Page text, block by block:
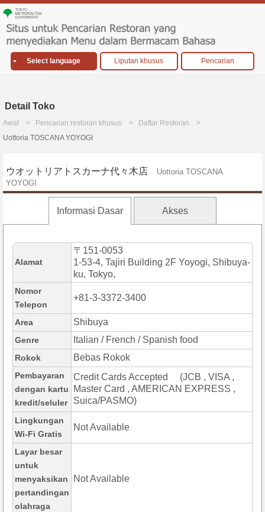
Select language Liputan khusus Pencarian
Detail Toko
Awal Pencarian restoran khusus
Daftar Restoran
Uottoria TOSCANA YOYOGI
ウオットリアトスカーナ代々木店
Uottoria TOSCANA
YOYOGI
Informasi Dasar Akses
Alamat
〒151-0053
1-53-4, Tajiri Building 2F Yoyogi, Shibuya-
ku, Tokyo,
Nomor
Telepon
+81-3-3372-3400
Area Shibuya
Genre Italian / French / Spanish food
Rokok Bebas Rokok
Pembayaran
dengan kartu
kredit/seluler
Credit Cards Accepted (JCB , VISA ,
Master Card , AMERICAN EXPRESS ,
Suica/PASMO)
Lingkungan
Wi-Fi Gratis
Not Available
Layar besar
untuk
menyaksikan
pertandingan
olahraga
Not Available